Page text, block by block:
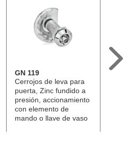
GN 119
Cerrojos de leva para
puerta, Zinc fundido a
presión, accionamiento
con elemento de
mando o llave de vaso
EN